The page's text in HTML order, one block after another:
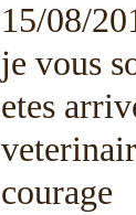
15/08/
je vous
etes
courage